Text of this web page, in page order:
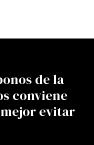
de la
conviene
evitar